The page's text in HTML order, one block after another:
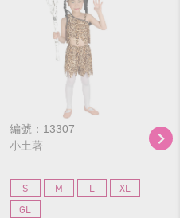
編號：13307
小土著
S M L
XL
GL
編
狂